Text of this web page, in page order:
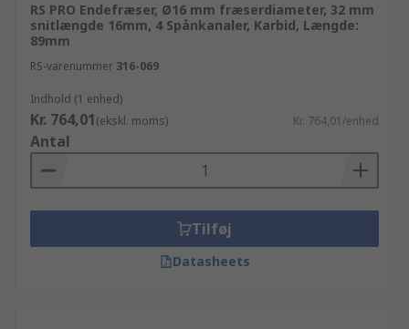
RS PRO Endefræser, Ø16 mm fræserdiameter, 32 mm
snitlængde 16mm, 4 Spånkanaler, Karbid, Længde:
89mm
RS-varenummer 316-069
Indhold (1 enhed)
Kr. 764,01(ekskl. moms) Kr. 764,01/enhed
Antal
Tilføj
Datasheets